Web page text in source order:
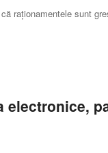
raţionamentele sunt
electronice,